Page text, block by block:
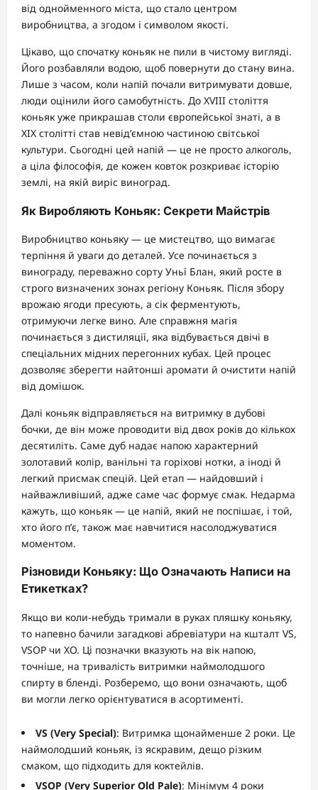
від однойменного міста, що стало центром
виробництва, а згодом і символом якості.
Цікаво, що спочатку коньяк не пили в чистому вигляді.
Його розбавляли водою, щоб повернути до стану вина.
Лише з часом, коли напій почали витримувати довше,
люди оцінили його самобутність. До XVIII століття
коньяк уже прикрашав столи європейської знаті, а в
XIX столітті став невід’ємною частиною світської
культури. Сьогодні цей напій — це не просто алкоголь,
а ціла філософія, де кожен ковток розкриває історію
землі, на якій виріс виноград.
Як Виробляють Коньяк: Секрети Майстрів
Виробництво коньяку — це мистецтво, що вимагає
терпіння й уваги до деталей. Усе починається з
винограду, переважно сорту Уньї Блан, який росте в
строго визначених зонах регіону Коньяк. Після збору
врожаю ягоди пресують, а сік ферментують,
отримуючи легке вино. Але справжня магія
починається з дистиляції, яка відбувається двічі в
спеціальних мідних перегонних кубах. Цей процес
дозволяє зберегти найтонші аромати й очистити напій
від домішок.
Далі коньяк відправляється на витримку в дубові
бочки, де він може проводити від двох років до кількох
десятиліть. Саме дуб надає напою характерний
золотавий колір, ванільні та горіхові нотки, а іноді й
легкий присмак спецій. Цей етап — найдовший і
найважливіший, адже саме час формує смак. Недарма
кажуть, що коньяк — це напій, який не поспішає, і той,
хто його п’є, також має навчитися насолоджуватися
моментом.
Різновиди Коньяку: Що Означають Написи на
Етикетках?
Якщо ви коли-небудь тримали в руках пляшку коньяку,
то напевно бачили загадкові абревіатури на кшталт VS,
VSOP чи XO. Ці позначки вказують на вік напою,
точніше, на тривалість витримки наймолодшого
спирту в бленді. Розберемо, що вони означають, щоб
ви могли легко орієнтуватися в асортименті.
VS (Very Special): Витримка щонайменше 2 роки. Це
наймолодший коньяк, із яскравим, дещо різким
смаком, що підходить для коктейлів.
VSOP (Very Superior Old Pale): Мінімум 4 роки